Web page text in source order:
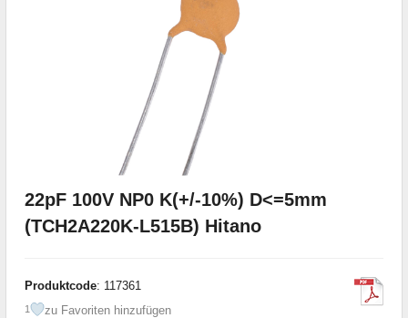
22pF 100V NP0 K(+/-10%) D<=5mm
(TCH2A220K-L515B) Hitano
Produktcode: 117361
1
zu Favoriten hinzufügen